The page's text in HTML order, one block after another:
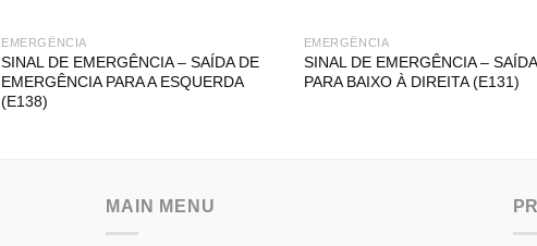
EMERGÊNCIA
SINAL DE EMERGÊNCIA – SAÍDA DE
EMERGÊNCIA PARA A ESQUERDA
(E138)
EMERGÊNCIA
SINAL DE EMERGÊNCIA –
PARA BAIXO À DIREITA (E131)
MAIN MENU